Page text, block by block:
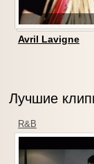
Avril Lavigne
Лучшие
R&B